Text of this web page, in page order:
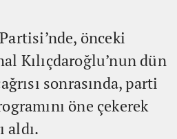
önceki
Kılıçdaroğlu’nun dün
sonrasında, parti
öne çekerek
aldı.